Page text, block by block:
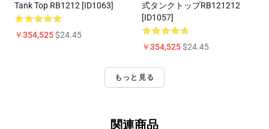
Tank Top RB1212 [ID1063]
￥354,525$24.45
式タンクトップRB121212
[ID1057]
￥354,525$24.45
もっと見る
関連商品